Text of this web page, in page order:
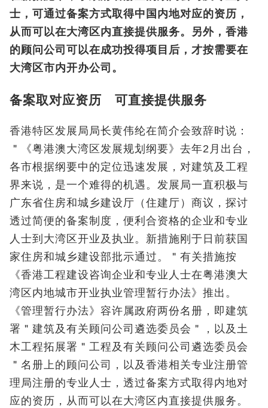
士，可通过备案方式取得中国内地对应的资历，
从而可以在大湾区内直接提供服务。另外，香港
的顾问公司可以在成功投得项目后，才按需要在
大湾区市内开办公司。
备案取对应资历 可直接提供服务
香港特区发展局局长黄伟纶在简介会致辞时说：
＂《粤港澳大湾区发展规划纲要》去年2月出台，
各市根据纲要中的定位迅速发展，对建筑及工程
界来说，是一个难得的机遇。发展局一直积极与
广东省住房和城乡建设厅（住建厅）商议，探讨
透过简便的备案制度，便利合资格的企业和专业
人士到大湾区开业及执业。新措施刚于日前获国
家住房和城乡建设部批示通过。＂有关措施按
《香港工程建设咨询企业和专业人士在粤港澳大
湾区内地城市开业执业管理暂行办法》推出。
《管理暂行办法》容许属政府两份名册，即建筑
署＂建筑及有关顾问公司遴选委员会＂，以及土
木工程拓展署＂工程及有关顾问公司遴选委员会
＂名册上的顾问公司，以及香港相关专业注册管
理局注册的专业人士，透过备案方式取得内地对
应的资历，从而可以在大湾区内直接提供服务。